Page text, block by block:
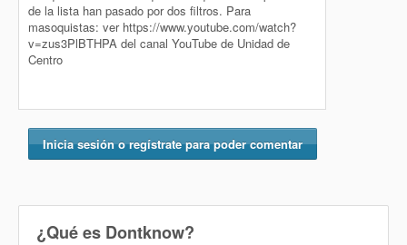
de la lista han pasado por dos filtros. Para
masoquistas: ver https://www.youtube.com/watch?
v=zus3PlBTHPA del canal YouTube de Unidad de
Centro
Inicia sesión o regístrate para poder comentar
¿Qué es Dontknow?